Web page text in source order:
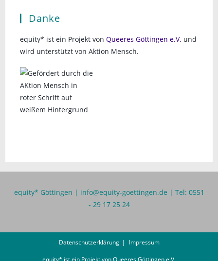
Danke
equity* ist ein Projekt vonQueeres Göttingen e.V. und
wird unterstützt von Aktion Mensch.
equity* Göttingen | info@equity-goettingen.de | Tel: 0551
- 29 17 25 24
Datenschutzerklärung Impressum
equity* ist ein Projekt vonQueeres Göttingen e.V.